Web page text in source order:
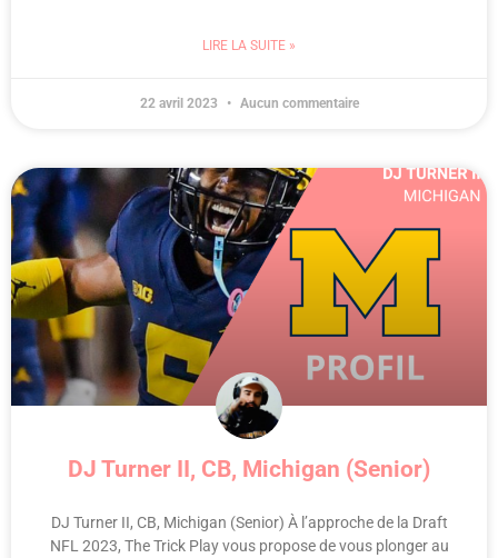
LIRE LA SUITE »
22 avril 2023 Aucun commentaire
DJ Turner II, CB, Michigan (Senior)
DJ Turner II, CB, Michigan (Senior) À l’approche de la Draft
NFL 2023, The Trick Play vous propose de vous plonger au